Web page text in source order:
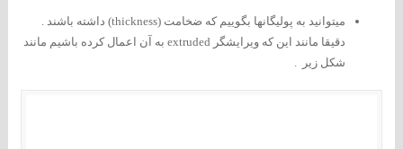
میتوانید به پولیگانها بگوییم که ضخامت (thickness) داشته باشند .
دقیقا مانند این که ویرایشگر extruded به آن اعمال کرده باشیم مانند
شکل زیر .